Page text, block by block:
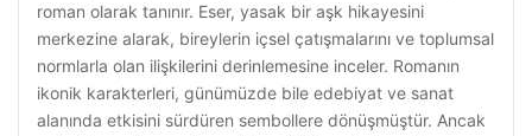
roman olarak tanınır. Eser, yasak bir aşk hikayesini
merkezine alarak, bireylerin içsel çatışmalarını ve toplumsal
normlarla olan ilişkilerini derinlemesine inceler. Romanın
ikonik karakterleri, günümüzde bile edebiyat ve sanat
alanında etkisini sürdüren sembollere dönüşmüştür. Ancak